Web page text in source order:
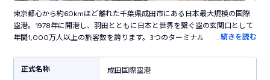
東京都心から約60kmほど離れた千葉県成田市にある日本最大規模の国際
空港。1978年に開港し、羽田とともに日本と世界を繋ぐ空の玄関口として
年間1,000万人以上の旅客数を誇ります。3つのターミナルを持ち、第3タ
斎の日本画や現代アート、ステンドグラスなどさまざまなアート作品が展
示された、国際空港らしい洗練された雰囲気。お土産売り場では東京・千
続きを読む
正式名称 成田国際空港